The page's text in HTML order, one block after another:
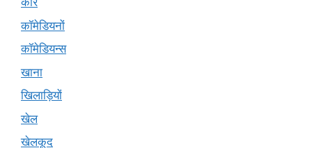
कॉमेडियनों
कॉमेडियन्स
खाना
खिलाड़ियों
खेल
खेलकूद